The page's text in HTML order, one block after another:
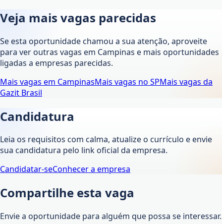
Veja mais vagas parecidas
Se esta oportunidade chamou a sua atenção, aproveite
para ver outras vagas em Campinas e mais oportunidades
ligadas a empresas parecidas.
Mais vagas em CampinasMais vagas no SPMais vagas da
Gazit Brasil
Candidatura
Leia os requisitos com calma, atualize o currículo e envie
sua candidatura pelo link oficial da empresa.
Candidatar-seConhecer a empresa
Compartilhe esta vaga
Envie a oportunidade para alguém que possa se interessar.